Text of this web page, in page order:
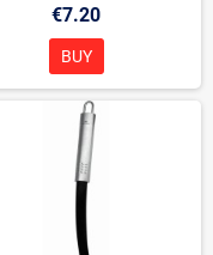
€7.20
BUY